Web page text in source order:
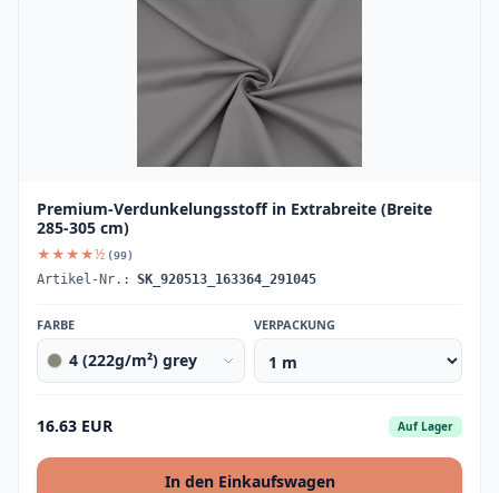
Premium-Verdunkelungsstoff in Extrabreite (Breite
285-305 cm)
★★★★½ (99)
Artikel-Nr.: SK_920513_163364_291045
FARBE
4 (222g/m²) grey
VERPACKUNG
16.63 EUR Auf Lager
In den Einkaufswagen